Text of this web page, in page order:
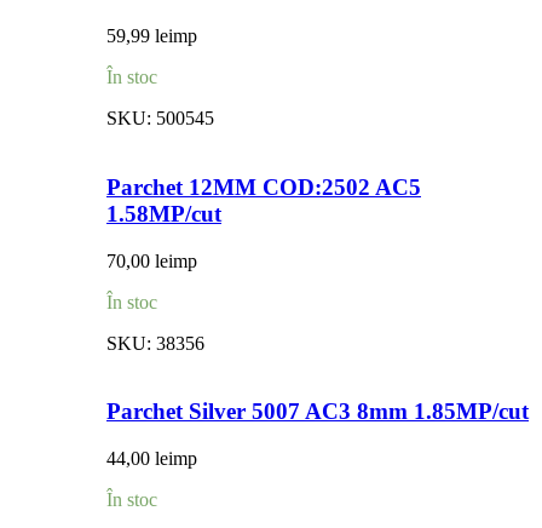
59,99 leimp
În stoc
SKU: 500545
Parchet 12MM COD:2502 AC5
1.58MP/cut
70,00 leimp
În stoc
SKU: 38356
Parchet Silver 5007 AC3 8mm 1.85MP/cut
44,00 leimp
În stoc